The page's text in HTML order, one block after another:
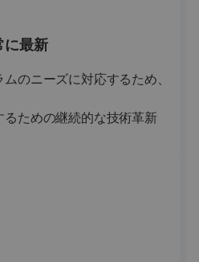
に最新
のニーズに対応するため、
るための継続的な技術革新